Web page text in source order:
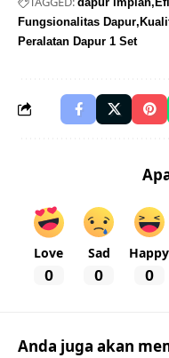
Fungsionalitas Dapur
Peralatan Dapur 1 Set
Love
0
Sad
0
Happy
0
Anda juga akan